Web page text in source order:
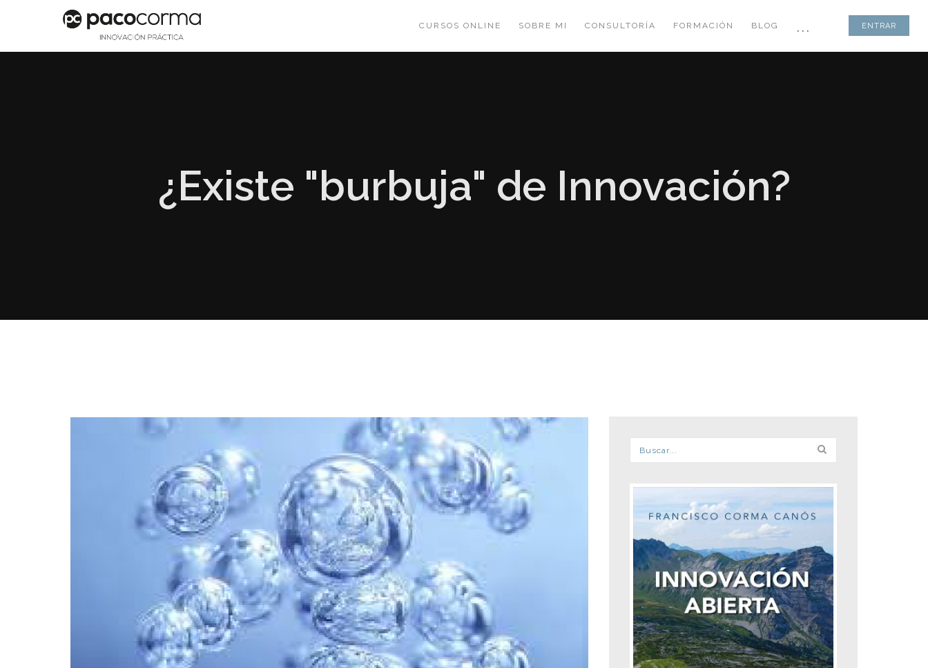
CURSOS ONLINE SOBRE MI CONSULTORÍA FORMACIÓN BLOG ... ENTRAR
¿Existe "burbuja" de Innovación?
Formulario de búsqueda